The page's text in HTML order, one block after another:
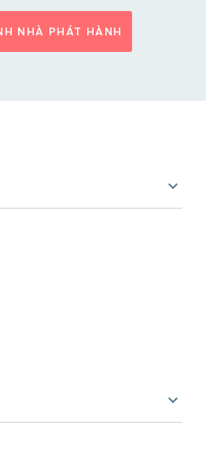
NHÀ PHÁT HÀNH